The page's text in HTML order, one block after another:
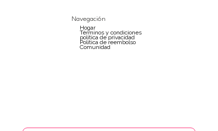
Navegación
Hogar
Términos y condiciones
política de privacidad
Política de reembolso
Comunidad